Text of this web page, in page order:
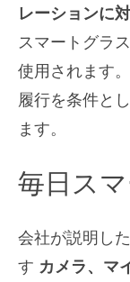
レーションに
スマートグラ
使用されます
履行を条件と
ます。
毎日ス
会社が説明し
す カメラ、マ